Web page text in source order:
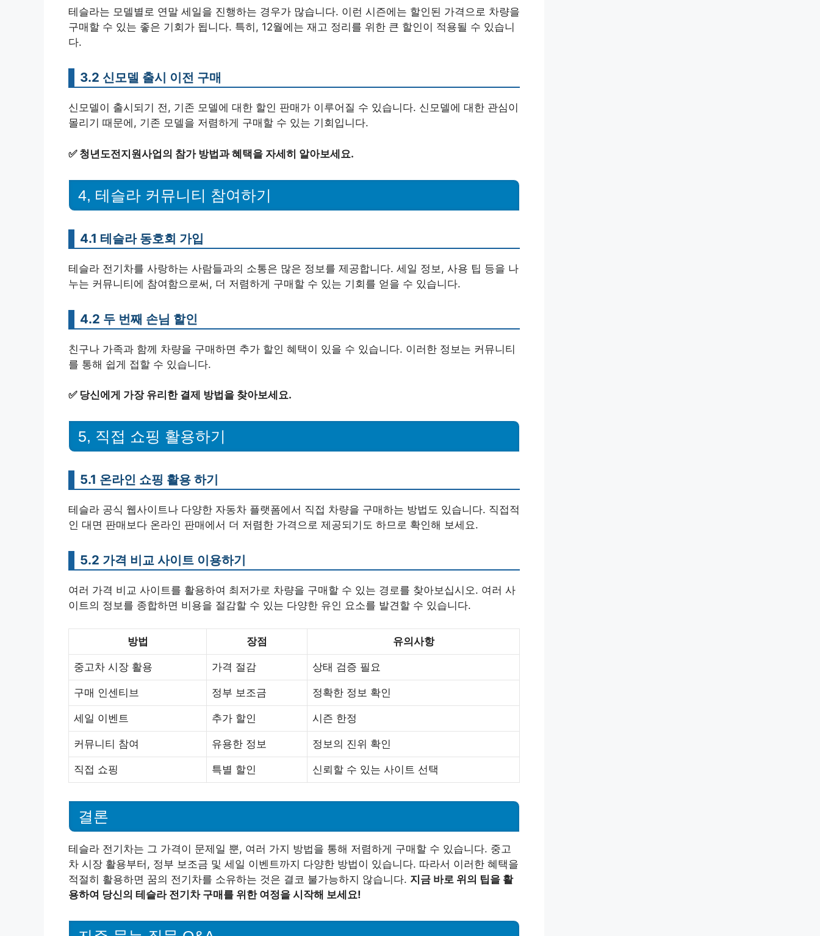
테슬라는 모델별로 연말 세일을 진행하는 경우가 많습니다. 이런 시즌에는 할인된 가격으로 차량을
구매할 수 있는 좋은 기회가 됩니다. 특히, 12월에는 재고 정리를 위한 큰 할인이 적용될 수 있습니
다.
3.2 신모델 출시 이전 구매
신모델이 출시되기 전, 기존 모델에 대한 할인 판매가 이루어질 수 있습니다. 신모델에 대한 관심이
몰리기 때문에, 기존 모델을 저렴하게 구매할 수 있는 기회입니다.
✅ 청년도전지원사업의 참가 방법과 혜택을 자세히 알아보세요.
4, 테슬라 커뮤니티 참여하기
4.1 테슬라 동호회 가입
테슬라 전기차를 사랑하는 사람들과의 소통은 많은 정보를 제공합니다. 세일 정보, 사용 팁 등을 나
누는 커뮤니티에 참여함으로써, 더 저렴하게 구매할 수 있는 기회를 얻을 수 있습니다.
4.2 두 번째 손님 할인
친구나 가족과 함께 차량을 구매하면 추가 할인 혜택이 있을 수 있습니다. 이러한 정보는 커뮤니티
를 통해 쉽게 접할 수 있습니다.
✅ 당신에게 가장 유리한 결제 방법을 찾아보세요.
5, 직접 쇼핑 활용하기
5.1 온라인 쇼핑 활용 하기
테슬라 공식 웹사이트나 다양한 자동차 플랫폼에서 직접 차량을 구매하는 방법도 있습니다. 직접적
인 대면 판매보다 온라인 판매에서 더 저렴한 가격으로 제공되기도 하므로 확인해 보세요.
5.2 가격 비교 사이트 이용하기
여러 가격 비교 사이트를 활용하여 최저가로 차량을 구매할 수 있는 경로를 찾아보십시오. 여러 사
이트의 정보를 종합하면 비용을 절감할 수 있는 다양한 유인 요소를 발견할 수 있습니다.
방법 장점 유의사항
중고차 시장 활용 가격 절감 상태 검증 필요
구매 인센티브 정부 보조금 정확한 정보 확인
세일 이벤트 추가 할인 시즌 한정
커뮤니티 참여 유용한 정보 정보의 진위 확인
직접 쇼핑 특별 할인 신뢰할 수 있는 사이트 선택
결론
테슬라 전기차는 그 가격이 문제일 뿐, 여러 가지 방법을 통해 저렴하게 구매할 수 있습니다. 중고
차 시장 활용부터, 정부 보조금 및 세일 이벤트까지 다양한 방법이 있습니다. 따라서 이러한 혜택을
적절히 활용하면 꿈의 전기차를 소유하는 것은 결코 불가능하지 않습니다. 지금 바로 위의 팁을 활
용하여 당신의 테슬라 전기차 구매를 위한 여정을 시작해 보세요!